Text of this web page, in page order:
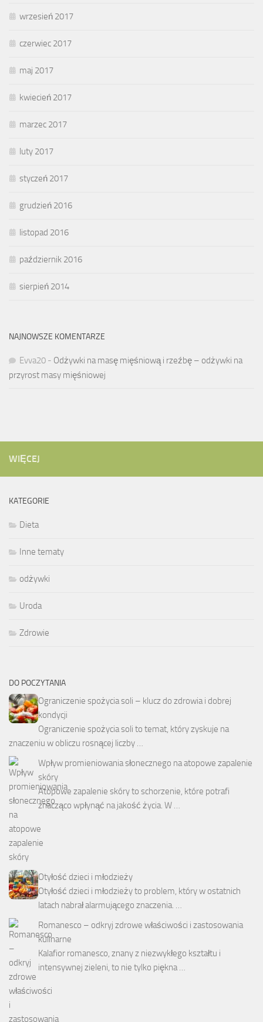
wrzesień 2017
czerwiec 2017
maj 2017
kwiecień 2017
marzec 2017
luty 2017
styczeń 2017
grudzień 2016
listopad 2016
październik 2016
sierpień 2014
NAJNOWSZE KOMENTARZE
Evva20 - Odżywki na masę mięśniową i rzeźbę – odżywki na
przyrost masy mięśniowej
WIĘCEJ
KATEGORIE
Dieta
Inne tematy
odżywki
Uroda
Zdrowie
DO POCZYTANIA
Ograniczenie spożycia soli – klucz do zdrowia i dobrej
kondycji
Ograniczenie spożycia soli to temat, który zyskuje na
znaczeniu w obliczu rosnącej liczby …
Wpływ promieniowania słonecznego na atopowe zapalenie
skóry
Atopowe zapalenie skóry to schorzenie, które potrafi
znacząco wpłynąć na jakość życia. W …
Otyłość dzieci i młodzieży
Otyłość dzieci i młodzieży to problem, który w ostatnich
latach nabrał alarmującego znaczenia. …
Romanesco – odkryj zdrowe właściwości i zastosowania
kulinarne
Kalafior romanesco, znany z niezwykłego kształtu i
intensywnej zieleni, to nie tylko piękna …